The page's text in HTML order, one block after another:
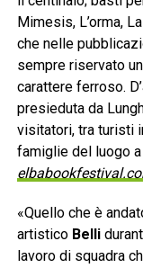
Mimesis, L’orma,
che nelle
sempre riservato
carattere ferroso.
presieduta da
visitatori, tra turisti
famiglie del luogo
«Quello che è
artistico Belli
lavoro di squadra